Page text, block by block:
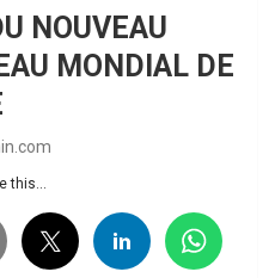
NOUVEAU
MONDIAL DE
this...